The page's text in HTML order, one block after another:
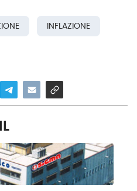
INFLAZIONE